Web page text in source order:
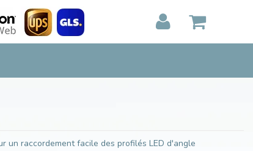
AFFICHER PAIEMENT
un raccordement facile des profilés LED d'angle